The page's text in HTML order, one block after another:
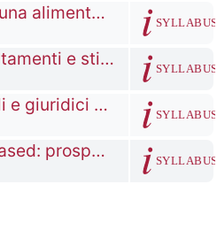
ONE HEALTH - Solo una alimentazione sostenibile salverà il pianeta! SYLLABUS
Promuovere comportamenti e stili di vita sostenibili SYLLABUS
I principi etici, sociali e giuridici di scelte e stili alimentari SYLLABUS
Educazione place-based: prospettive e pratiche ecologiche SYLLABUS